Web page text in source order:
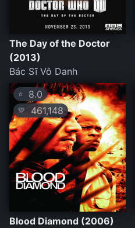
The Day of the Doctor
(2013)
Bác Sĩ Vô Danh
⭐ 8.0
💛461,148
Blood Diamond (2006)